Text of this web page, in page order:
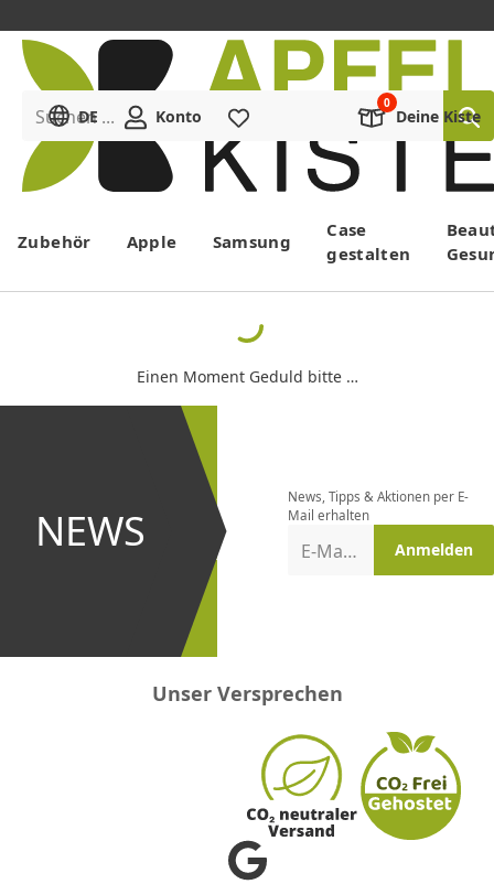
Menü
Suchen ...
DE Konto Deine Kiste
Zubehör Apple Samsung
Case
gestalten
Einen Moment Geduld bitte …
NEWS
und bei
Aktionen
News, Tipps & Aktionen per E-
Mail erhalten
E-Mail-Adresse Anmelden
Unser Versprechen